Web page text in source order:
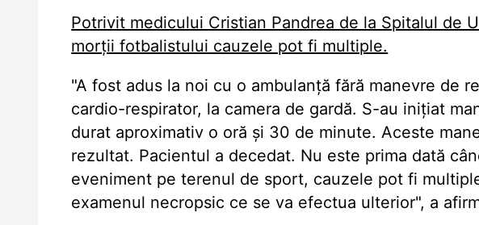
Potrivit medicului Cristian Pandrea de la Spitalul de
morții fotbalistului cauzele pot fi multiple.
"A fost adus la noi cu o ambulanță fără manevre de
cardio-respirator, la camera de gardă. S-au inițiat
durat aproximativ o oră și 30 de minute. Aceste
rezultat. Pacientul a decedat. Nu este prima dată
eveniment pe terenul de sport, cauzele pot fi
examenul necropsic ce se va efectua ulterior", a